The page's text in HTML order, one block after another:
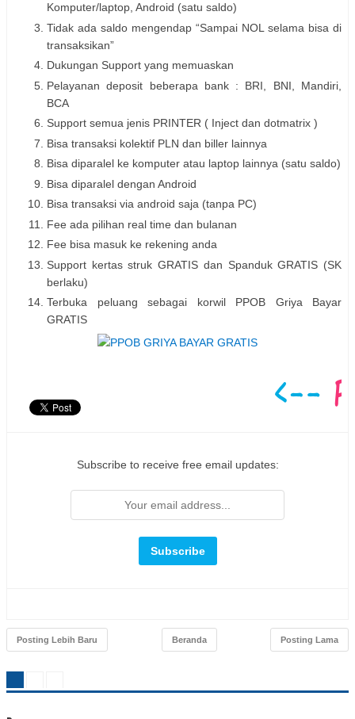
Komputer/laptop, Android (satu saldo)
Tidak ada saldo mengendap “Sampai NOL selama bisa di
transaksikan”
Dukungan Support yang memuaskan
Pelayanan deposit beberapa bank : BRI, BNI, Mandiri,
BCA
Support semua jenis PRINTER ( Inject dan dotmatrix )
Bisa transaksi kolektif PLN dan biller lainnya
Bisa diparalel ke komputer atau laptop lainnya (satu saldo)
Bisa diparalel dengan Android
Bisa transaksi via android saja (tanpa PC)
Fee ada pilihan real time dan bulanan
Fee bisa masuk ke rekening anda
Support kertas struk GRATIS dan Spanduk GRATIS (SK
berlaku)
Terbuka peluang sebagai korwil PPOB Griya Bayar
GRATIS
Subscribe to receive free email updates:
Posting Lebih Baru Posting Lama
Beranda